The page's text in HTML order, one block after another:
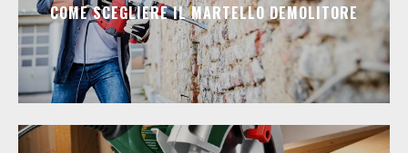
COME SCEGLIERE IL MARTELLO DEMOLITORE